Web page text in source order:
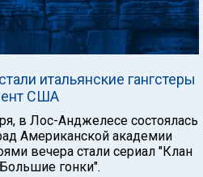
итальянские гангстеры
США
в Лос-Анджелесе состоялась
Американской академии
вечера стали сериал "Клан
гонки".